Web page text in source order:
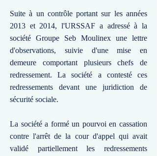
Suite à un contrôle portant sur les années
2013 et 2014, l'URSSAF a adressé à la
société Groupe Seb Moulinex une lettre
d'observations, suivie d'une mise en
demeure comportant plusieurs chefs de
redressement. La société a contesté ces
redressements devant une juridiction de
sécurité sociale.
La société a formé un pourvoi en cassation
contre l'arrêt de la cour d'appel qui avait
validé partiellement les redressements